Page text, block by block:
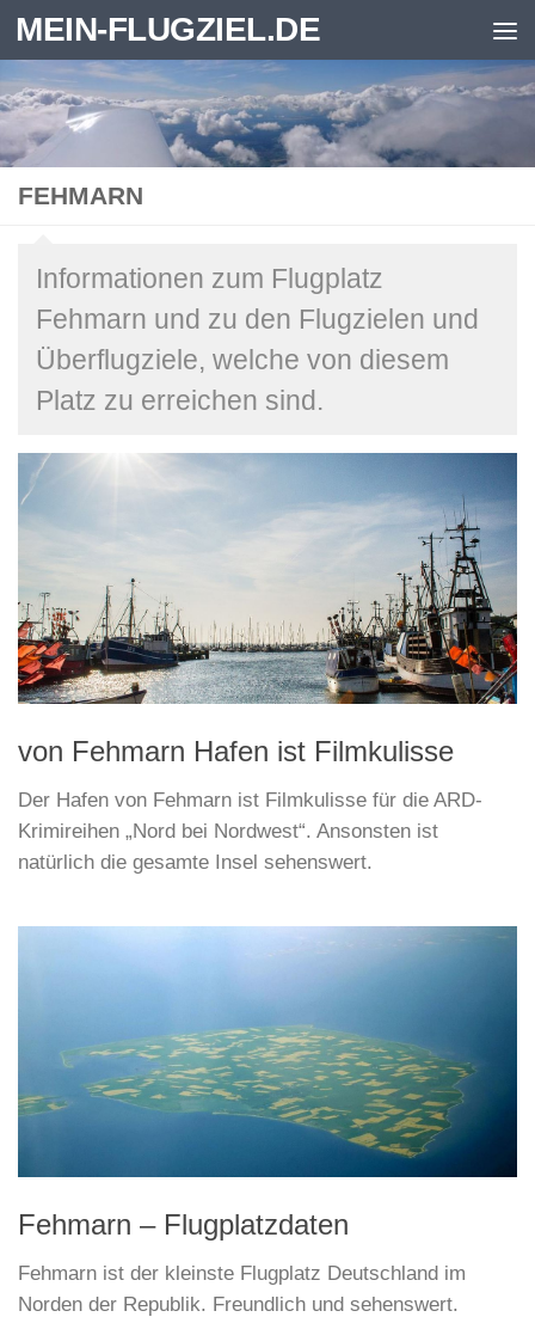
Zum Inhalt springen
MEIN-FLUGZIEL.DE
FEHMARN
Informationen zum Flugplatz
Fehmarn und zu den Flugzielen und
Überflugziele, welche von diesem
Platz zu erreichen sind.
von Fehmarn Hafen ist Filmkulisse
Der Hafen von Fehmarn ist Filmkulisse für die ARD-
Krimireihen „Nord bei Nordwest“. Ansonsten ist
natürlich die gesamte Insel sehenswert.
Fehmarn – Flugplatzdaten
Fehmarn ist der kleinste Flugplatz Deutschland im
Norden der Republik. Freundlich und sehenswert.